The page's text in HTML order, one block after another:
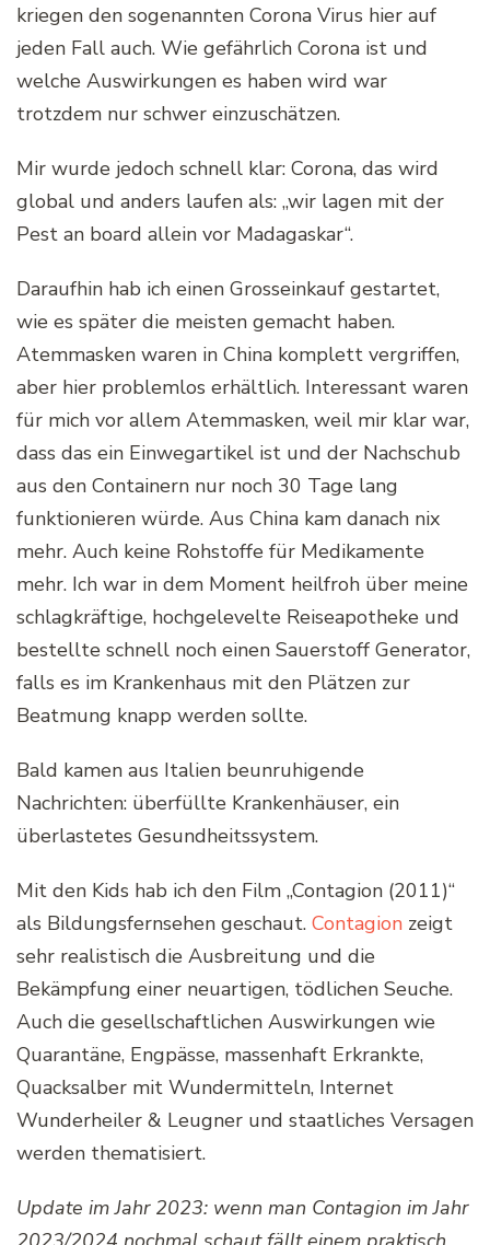
kriegen den sogenannten Corona Virus hier auf
jeden Fall auch. Wie gefährlich Corona ist und
welche Auswirkungen es haben wird war
trotzdem nur schwer einzuschätzen.
Mir wurde jedoch schnell klar: Corona, das wird
global und anders laufen als: „wir lagen mit der
Pest an board allein vor Madagaskar“.
Daraufhin hab ich einen Grosseinkauf gestartet,
wie es später die meisten gemacht haben.
Atemmasken waren in China komplett vergriffen,
aber hier problemlos erhältlich. Interessant waren
für mich vor allem Atemmasken, weil mir klar war,
dass das ein Einwegartikel ist und der Nachschub
aus den Containern nur noch 30 Tage lang
funktionieren würde. Aus China kam danach nix
mehr. Auch keine Rohstoffe für Medikamente
mehr. Ich war in dem Moment heilfroh über meine
schlagkräftige, hochgelevelte Reiseapotheke und
bestellte schnell noch einen Sauerstoff Generator,
falls es im Krankenhaus mit den Plätzen zur
Beatmung knapp werden sollte.
Bald kamen aus Italien beunruhigende
Nachrichten: überfüllte Krankenhäuser, ein
überlastetes Gesundheitssystem.
Mit den Kids hab ich den Film „Contagion (2011)“
als Bildungsfernsehen geschaut. Contagion zeigt
sehr realistisch die Ausbreitung und die
Bekämpfung einer neuartigen, tödlichen Seuche.
Auch die gesellschaftlichen Auswirkungen wie
Quarantäne, Engpässe, massenhaft Erkrankte,
Quacksalber mit Wundermitteln, Internet
Wunderheiler & Leugner und staatliches Versagen
werden thematisiert.
Update im Jahr 2023: wenn man Contagion im Jahr